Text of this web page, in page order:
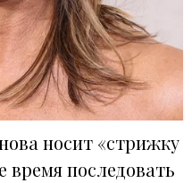
носит «стрижку
время последовать